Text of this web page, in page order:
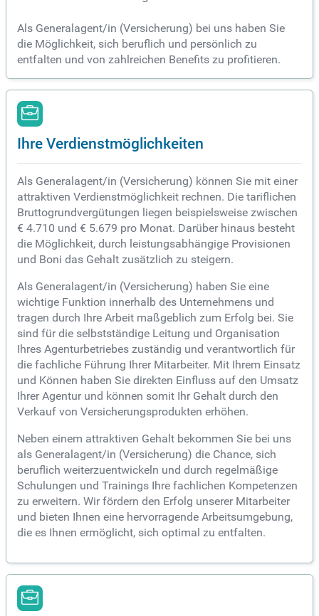
Als Generalagent/in (Versicherung) bei uns haben Sie
die Möglichkeit, sich beruflich und persönlich zu
entfalten und von zahlreichen Benefits zu profitieren.
Ihre Verdienstmöglichkeiten
Als Generalagent/in (Versicherung) können Sie mit einer
attraktiven Verdienstmöglichkeit rechnen. Die tariflichen
Bruttogrundvergütungen liegen beispielsweise zwischen
€ 4.710 und € 5.679 pro Monat. Darüber hinaus besteht
die Möglichkeit, durch leistungsabhängige Provisionen
und Boni das Gehalt zusätzlich zu steigern.
Als Generalagent/in (Versicherung) haben Sie eine
wichtige Funktion innerhalb des Unternehmens und
tragen durch Ihre Arbeit maßgeblich zum Erfolg bei. Sie
sind für die selbstständige Leitung und Organisation
Ihres Agenturbetriebes zuständig und verantwortlich für
die fachliche Führung Ihrer Mitarbeiter. Mit Ihrem Einsatz
und Können haben Sie direkten Einfluss auf den Umsatz
Ihrer Agentur und können somit Ihr Gehalt durch den
Verkauf von Versicherungsprodukten erhöhen.
Neben einem attraktiven Gehalt bekommen Sie bei uns
als Generalagent/in (Versicherung) die Chance, sich
beruflich weiterzuentwickeln und durch regelmäßige
Schulungen und Trainings Ihre fachlichen Kompetenzen
zu erweitern. Wir fördern den Erfolg unserer Mitarbeiter
und bieten Ihnen eine hervorragende Arbeitsumgebung,
die es Ihnen ermöglicht, sich optimal zu entfalten.